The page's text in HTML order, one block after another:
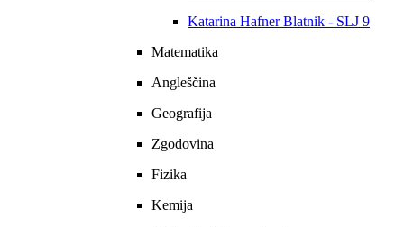
Katarina Hafner Blatnik - SLJ 9
Matematika
Angleščina
Geografija
Zgodovina
Fizika
Kemija